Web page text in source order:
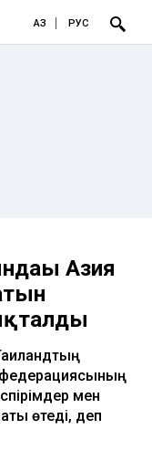
ҚАЗ РУС
Азия
мен
өтеді, деп